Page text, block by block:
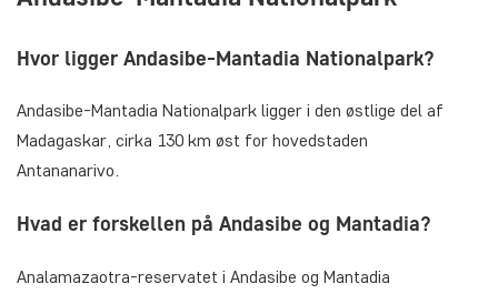
Hvor ligger Andasibe-Mantadia Nationalpark?
Andasibe-Mantadia Nationalpark ligger i den østlige del af
Madagaskar, cirka 130 km øst for hovedstaden
Antananarivo.
Hvad er forskellen på Andasibe og Mantadia?
Analamazaotra-reservatet i Andasibe og Mantadia